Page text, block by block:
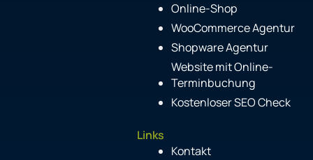
Online-Shop
WooCommerce Agentur
Shopware Agentur
Website mit Online-
Terminbuchung
Kostenloser SEO Check
Links
Kontakt